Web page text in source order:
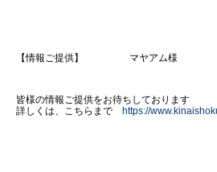
【情報ご提供】 マヤアム様
皆様の情報ご提供をお待ちしております
詳しくは、こちらまで https://